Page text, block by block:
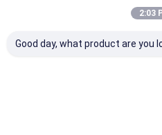
중국 공장
Electronic CO.,LTD.
2:03
Good day, what product are you